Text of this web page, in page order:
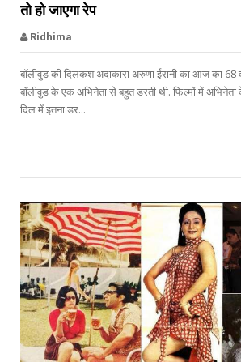
तो हो जाएगा रेप
Ridhima
बॉलीवुड की दिलकश अदाकारा अरुणा ईरानी का आज का 68
बॉलीवुड के एक अभिनेता से बहुत डरती थी. फिल्मों में
दिल में इतना डर...
bollywood celebs